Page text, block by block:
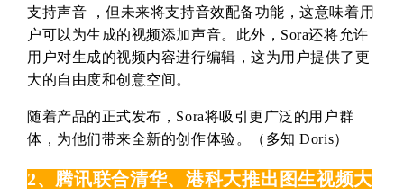
支持声音 ，但未来将支持音效配备功能，这意味着用
户可以为生成的视频添加声音。此外，Sora还将允许
用户对生成的视频内容进行编辑，这为用户提供了更
大的自由度和创意空间。
随着产品的正式发布，Sora将吸引更广泛的用户群
体，为他们带来全新的创作体验。（多知 Doris）
2、腾讯联合清华、港科大推出图生视频大